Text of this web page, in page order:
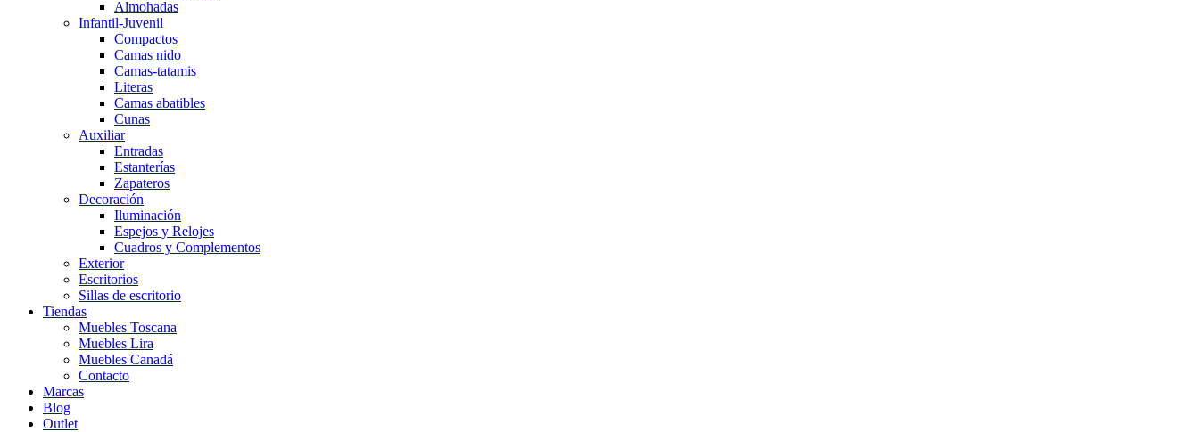
Almohadas
Infantil-Juvenil
Compactos
Camas nido
Camas-tatamis
Literas
Camas abatibles
Cunas
Auxiliar
Entradas
Estanterías
Zapateros
Decoración
Iluminación
Espejos y Relojes
Cuadros y Complementos
Exterior
Escritorios
Sillas de escritorio
Tiendas
Muebles Toscana
Muebles Lira
Muebles Canadá
Contacto
Marcas
Blog
Outlet